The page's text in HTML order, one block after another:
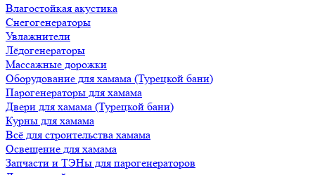
Влагостойкая акустика
Снегогенераторы
Увлажнители
Лёдогенераторы
Массажные дорожки
Оборудование для хамама (Турецкой бани)
Парогенераторы для хамама
Двери для хамама (Турецкой бани)
Курны для хамама
Всё для строительства хамама
Освещение для хамама
Запчасти и ТЭНы для парогенераторов